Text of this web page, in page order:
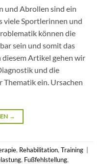
und Abrollen sind ein
viele Sportlerinnen und
können die
sein und somit das
diesem Artikel gehen wir
und die
ein. Ursachen
→
, Rehabilitation, Training
, Fußfehlstellung,